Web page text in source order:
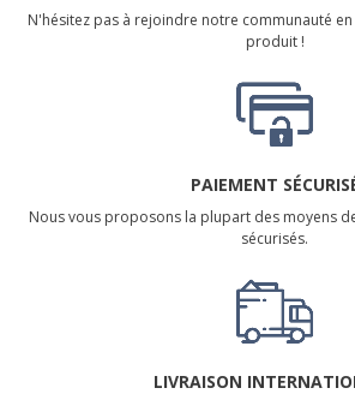
N'hésitez pas à rejoindre notre communauté
produit !
PAIEMENT
Nous vous proposons la plupart des moyens
sécurisés.
LIVRAISON